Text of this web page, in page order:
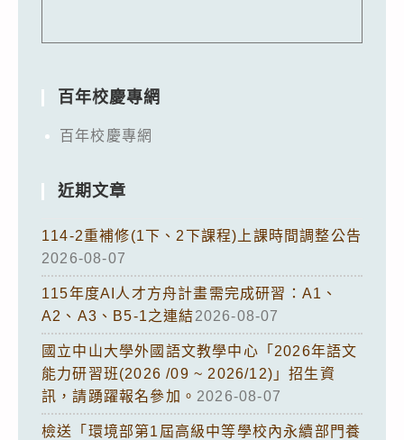
百年校慶專網
百年校慶專網
近期文章
114-2重補修(1下、2下課程)上課時間調整公告
2026-08-07
115年度AI人才方舟計畫需完成研習：A1、
A2、A3、B5-1之連結2026-08-07
國立中山大學外國語文教學中心「2026年語文
能力研習班(2026 /09 ~ 2026/12)」招生資
訊，請踴躍報名參加。 2026-08-07
檢送「環境部第1屆高級中等學校內永續部門養